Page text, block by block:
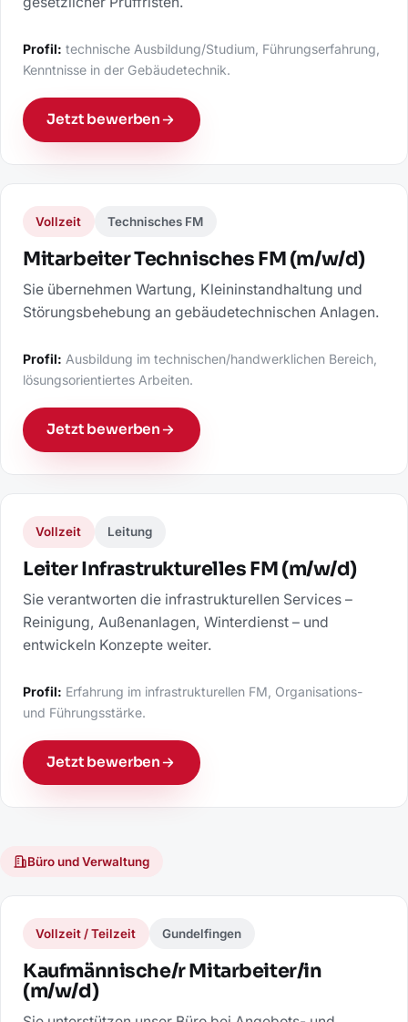
Profil: technische Ausbildung/Studium, Führungserfahrung,
Kenntnisse in der Gebäudetechnik.
Jetzt bewerben
Vollzeit Technisches FM
Mitarbeiter Technisches FM (m/w/d)
Sie übernehmen Wartung, Kleininstandhaltung und
Störungsbehebung an gebäudetechnischen Anlagen.
Profil: Ausbildung im technischen/handwerklichen Bereich,
lösungsorientiertes Arbeiten.
Jetzt bewerben
Vollzeit Leitung
Leiter Infrastrukturelles FM (m/w/d)
Sie verantworten die infrastrukturellen Services –
Reinigung, Außenanlagen, Winterdienst – und
entwickeln Konzepte weiter.
Profil: Erfahrung im infrastrukturellen FM, Organisations-
und Führungsstärke.
Jetzt bewerben
Büro und Verwaltung
Vollzeit / Teilzeit Gundelfingen
Kaufmännische/r Mitarbeiter/in
(m/w/d)